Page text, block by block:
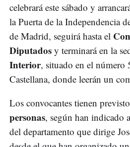
celebrará este sábado y
la Puerta de la Independencia
de Madrid, seguirá hasta el
Diputados y terminará en la
Interior, situado en el número
Castellana, donde leerán un
Los convocantes tienen previsto
personas, según han indicado
del departamento que dirige